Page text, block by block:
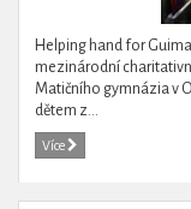
Helping hand for
mezinárodní
Matičního gymnázia v
dětem z...
Více